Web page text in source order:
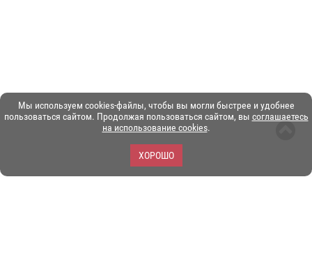
Мы используем cookies-файлы, чтобы вы могли быстрее и удобнее
пользоваться сайтом. Продолжая пользоваться сайтом, вы соглашаетесь
на использование cookies.
ХОРОШО